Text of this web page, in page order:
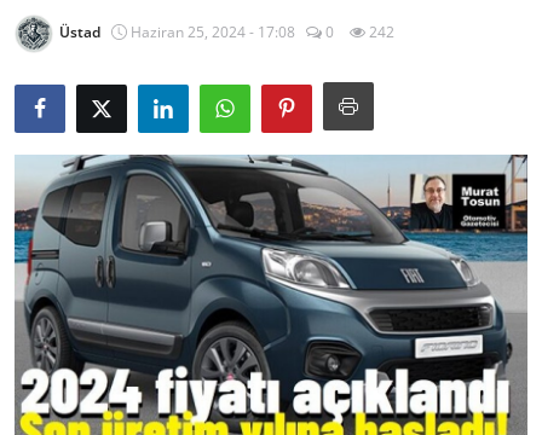
Motosiklet
Paketler
Yağlar
Oto Bilgi
Üstad Haziran 25, 2024 - 17:08 0 242